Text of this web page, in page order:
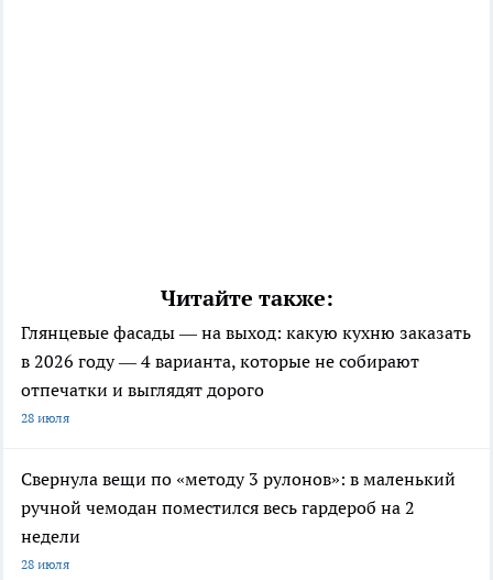
Читайте также:
Глянцевые фасады — на выход: какую кухню заказать
в 2026 году — 4 варианта, которые не собирают
отпечатки и выглядят дорого
28 июля
Свернула вещи по «методу 3 рулонов»: в маленький
ручной чемодан поместился весь гардероб на 2
недели
28 июля